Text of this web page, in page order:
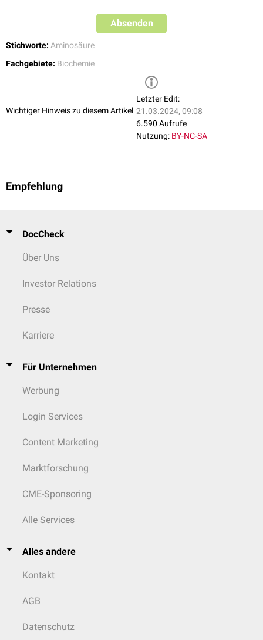
Absenden
Stichworte: Aminosäure
Fachgebiete: Biochemie
Wichtiger Hinweis zu diesem Artikel
Letzter Edit:
21.03.2024, 09:08
6.590 Aufrufe
Nutzung: BY-NC-SA
Empfehlung
DocCheck
Über Uns
Investor Relations
Presse
Karriere
Für Unternehmen
Werbung
Login Services
Content Marketing
Marktforschung
CME-Sponsoring
Alle Services
Alles andere
Kontakt
AGB
Datenschutz